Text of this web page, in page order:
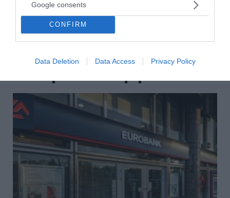
Google consents
CONFIRM
Data Deletion Data Access Privacy Policy
Βιλερμπάν: Η οικογένεια Μπας των Λέικερς ετοιμάζεται
να αγοράσει τον σύλλογο – Στα 80 εκατ. ευρώ το deal